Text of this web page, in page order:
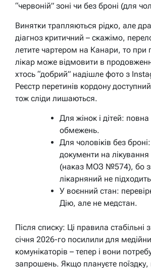
“червоній” зоні чи без броні (для
Винятки трапляються рідко, але
діагноз критичний – скажімо,
летите чартером на Канари, то при
лікар може відмовити в
хтось “добрий” надішле фото з
Реєстр перетинів кордону
тож сліди лишаються.
Для жінок і дітей:
обмежень.
Для чоловіків без броні:
документи на
(наказ МОЗ №574), бо
лікарняний не
У воєнний стан:
Дію, але не медстан.
Після списку: Ці правила стабільні
січня 2026-го посилили для
комунікаторів – тепер і вони
запрошень. Якщо плануєте поїздку,